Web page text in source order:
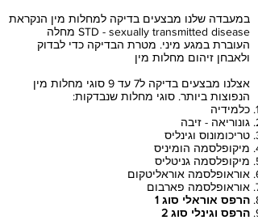
במעבדה שלנו מבצעים בדיקה למחלות מין הנקראת
STD - sexually transmitted disease מחלה
העוברת במגע מיני. מטרת הבדיקה כדי לבדוק
ולאבחן זיהום מחלות מין
אצלנו מבצעים בדיקה ל7 עד 9 סוגי מחלות מין
הנפוצות ביותר. סוגי מחלות שנבדקות:
כלמידיה
גונוריאה - זיבה
טריכומונוס וגינליס
מיקופלסמה הומיניס
מיקופלסמה גניטליס
אוראופלסמה אוראליטקום
אוראופלסמה פארבום
הרפס אוראלי סוג 1
הרפס וגינלי סוג 2